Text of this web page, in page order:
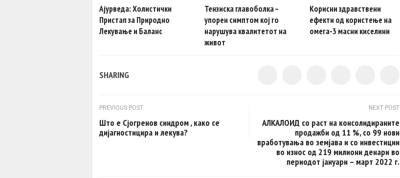
Ајурведа: Холистички
Пристап за Природно
Лекување и Баланс
Тензиска главоболка –
упорен симптом кој го
нарушува квалитетот на
живот
Корисни здравствени
ефекти од користење на
омега-3 масни киселини
SHARING
Post navigation
PREVIOUS POST
Што е Сјогренов синдром , како се
дијагностицира и лекува?
NEXT POST
АЛКАЛОИД со раст на консолидираните
продажби од 11 %, со 99 нови
вработувања во земјава и со инвестиции
во износ од 219 милиони денари во
периодот јануари – март 2022 г.